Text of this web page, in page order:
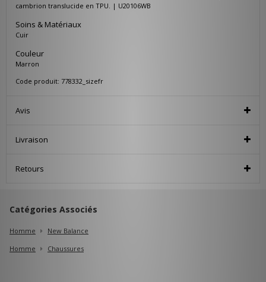
cambrion translucide en TPU. | U20106WB
Soins & Matériaux
Cuir
Couleur
Marron
Code produit: 778332_sizefr
Avis
Livraison
Retours
Catégories Associés
Homme
New Balance
Homme
Chaussures